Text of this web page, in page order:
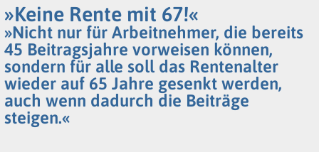
»Keine Rente mit 67!«
»Nicht nur für Arbeitnehmer, die bereits
45 Beitragsjahre vorweisen können,
sondern für alle soll das Rentenalter
wieder auf 65 Jahre gesenkt werden,
auch wenn dadurch die Beiträge
steigen.«